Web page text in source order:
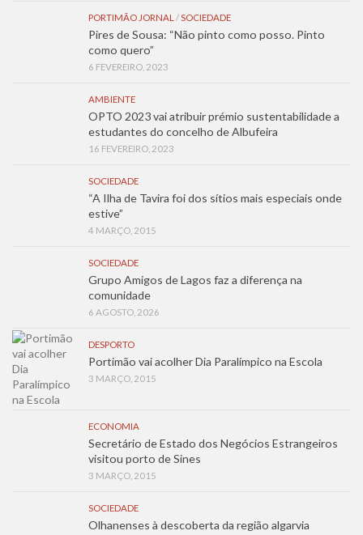
PORTIMÃO JORNAL /SOCIEDADE
Pires de Sousa: “Não pinto como posso. Pinto
como quero”
6 FEVEREIRO, 2023
AMBIENTE
OPTO 2023 vai atribuir prémio sustentabilidade a
estudantes do concelho de Albufeira
16 FEVEREIRO, 2023
SOCIEDADE
“A Ilha de Tavira foi dos sítios mais especiais onde
estive”
4 MARÇO, 2015
SOCIEDADE
Grupo Amigos de Lagos faz a diferença na
comunidade
6 AGOSTO, 2026
DESPORTO
Portimão vai acolher Dia Paralímpico na Escola
3 MARÇO, 2015
ECONOMIA
Secretário de Estado dos Negócios Estrangeiros
visitou porto de Sines
3 MARÇO, 2015
SOCIEDADE
Olhanenses à descoberta da região algarvia